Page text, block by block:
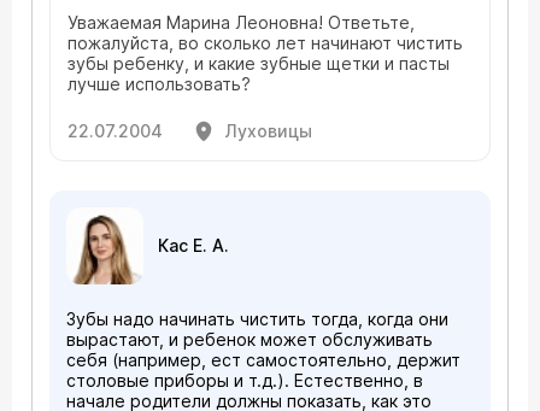
Уважаемая Марина Леоновна! Ответьте,
пожалуйста, во сколько лет начинают чистить
зубы ребенку, и какие зубные щетки и пасты
лучше использовать?
22.07.2004 Луховицы
Кас Е. А.
Зубы надо начинать чистить тогда, когда они
вырастают, и ребенок может обслуживать
себя (например, ест самостоятельно, держит
столовые приборы и т.д.). Естественно, в
начале родители должны показать, как это